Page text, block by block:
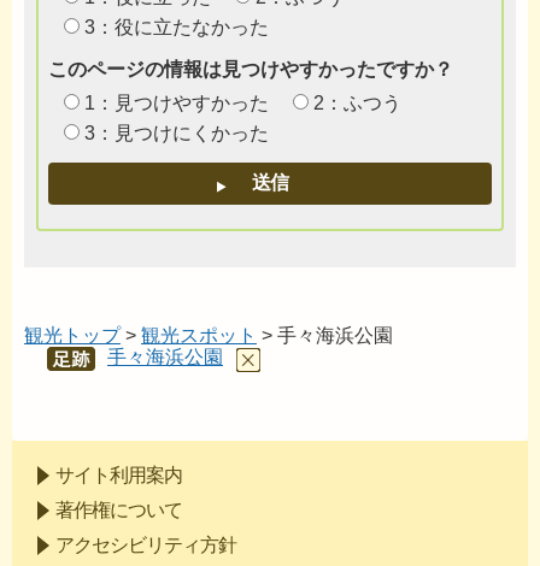
3：役に立たなかった
このページの情報は見つけやすかったですか？
1：見つけやすかった
2：ふつう
3：見つけにくかった
観光トップ> 観光スポット > 手々海浜公園
あし
手々海浜公園
サイト利用案内
著作権について
アクセシビリティ方針